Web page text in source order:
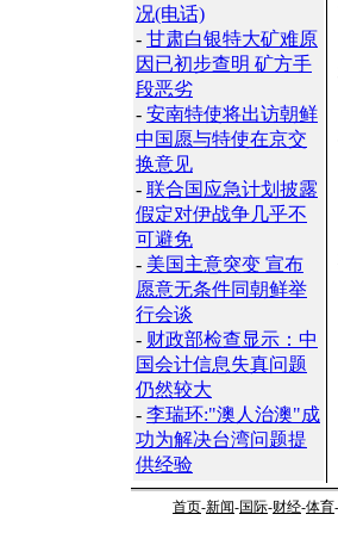
况(电话)
- 甘肃白银特大矿难原
因已初步查明 矿方手
段恶劣
- 安南特使将出访朝鲜
中国愿与特使在京交
换意见
- 联合国应急计划披露
假定对伊战争几乎不
可避免
- 美国主意突变 宣布
愿意无条件同朝鲜举
行会谈
- 财政部检查显示：中
国会计信息失真问题
仍然较大
- 李瑞环:"澳人治澳"成
功为解决台湾问题提
供经验
首页-新闻-国际-财经-体育-